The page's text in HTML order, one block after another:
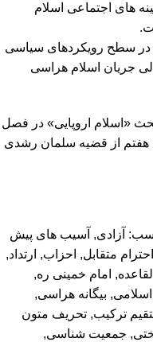
های اجتماعی اسلام
سطح رویکردهای سیاسی
جریان اسلام هراسی
«اسلام اروپایی» در فصل
از قضیه سلمان رشدی
آزادی, آسیب های پیش
احترام متقابل, احزاب, ارتداد,
القاعده, امام خمینی ره,
اسلامی, بیگانه هراسی,
ترکیب, تحریف متون
, جمعیت شناسی,